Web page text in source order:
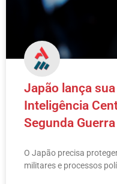
Japão lança
Inteligência
Segunda
O Japão precisa
militares e processos